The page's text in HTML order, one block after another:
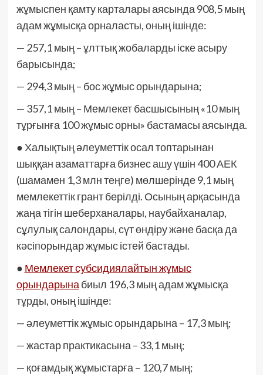
жұмыспен қамту карталары аясында 908,5 мың
адам жұмысқа орналасты, оның ішінде:
— 257,1 мың – ұлттық жобаларды іске асыру
барысында;
— 294,3 мың – бос жұмыс орындарына;
— 357,1 мың – Мемлекет басшысының «10 мың
тұрғынға 100 жұмыс орны» бастамасы аясында.
● Халықтың әлеуметтік осал топтарынан
шыққан азаматтарға бизнес ашу үшін 400 АЕК
(шамамен 1,3 млн теңге) мөлшерінде 9,1 мың
мемлекеттік грант берілді. Осының арқасында
жаңа тігін шеберханалары, наубайханалар,
сұлулық салондары, сүт өндіру және басқа да
кәсіпорындар жұмыс істей бастады.
● Мемлекет субсидиялайтын жұмыс
орындарынабиыл 196,3 мың адам жұмысқа
тұрды, оның ішінде:
— әлеуметтік жұмыс орындарына – 17,3 мың;
— жастар практикасына – 33,1 мың;
— қоғамдық жұмыстарға – 120,7 мың;